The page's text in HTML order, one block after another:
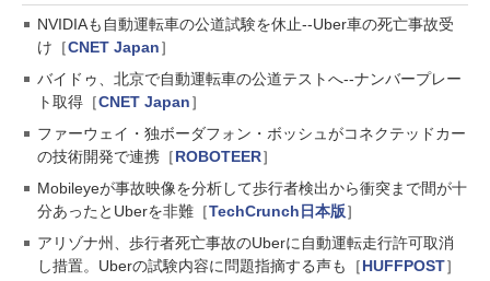
NVIDIAも自動運転車の公道試験を休止--Uber車の死亡事故受
け［CNET Japan］
バイドゥ、北京で自動運転車の公道テストへ--ナンバープレー
ト取得［CNET Japan］
ファーウェイ・独ボーダフォン・ボッシュがコネクテッドカー
の技術開発で連携［ROBOTEER］
Mobileyeが事故映像を分析して歩行者検出から衝突まで間が十
分あったとUberを非難［TechCrunch日本版］
アリゾナ州、歩行者死亡事故のUberに自動運転走行許可取消
し措置。Uberの試験内容に問題指摘する声も［HUFFPOST］